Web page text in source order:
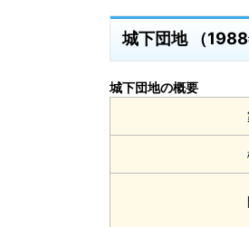
城下団地 （
城下団地の概要